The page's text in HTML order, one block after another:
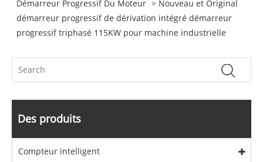
Démarreur Progressif Du Moteur > Nouveau et Original
démarreur progressif de dérivation intégré démarreur
progressif triphasé 115KW pour machine industrielle
Des produits
Compteur intelligent